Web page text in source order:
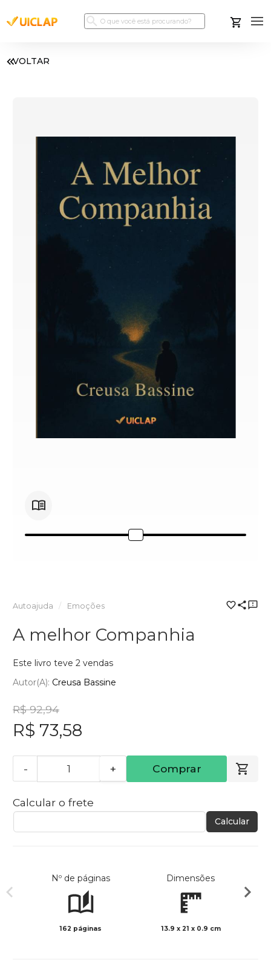
VOLTAR
Autoajuda Emoções
A melhor Companhia
Este livro teve 2 vendas
Autor(a): Creusa Bassine
R$ 92,94
R$ 73,58
- + Comprar
Calcular o frete
Calcular
Nº de páginas
162 páginas
Dimensões
13.9 x 21 x 0.9 cm